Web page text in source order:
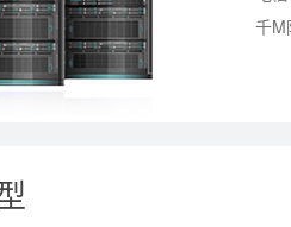
企业邮箱常见
问题
CDN流量
千M